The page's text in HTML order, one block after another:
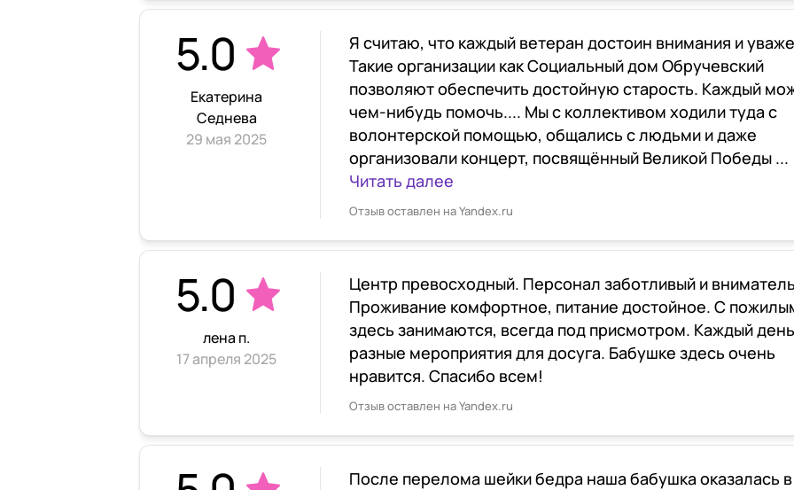
5.0
Екатерина
Седнева
29 мая 2025
Я считаю, что каждый ветеран достоин внимания и
Такие организации как Социальный дом Обручевский
позволяют обеспечить достойную старость. Каждый
чем-нибудь помочь.... Мы с коллективом ходили туда с
волонтерской помощью, общались с людьми и даже
организовали концерт, посвящённый Великой Победы ...
Читать далее
Отзыв оставлен на Yandex.ru
5.0
лена п.
17 апреля 2025
Центр превосходный. Персонал заботливый и
Проживание комфортное, питание достойное. С
здесь занимаются, всегда под присмотром. Каждый день
разные мероприятия для досуга. Бабушке здесь очень
нравится. Спасибо всем!
Отзыв оставлен на Yandex.ru
После перелома шейки бедра наша бабушка оказалась